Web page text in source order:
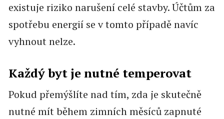
existuje riziko narušení celé stavby. Účtům za
spotřebu energií se v tomto případě navíc
vyhnout nelze.
Každý byt je nutné temperovat
Pokud přemýšlíte nad tím, zda je skutečně
nutné mít během zimních měsíců zapnuté